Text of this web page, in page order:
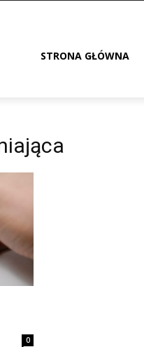
STRONA GŁÓWNA
0